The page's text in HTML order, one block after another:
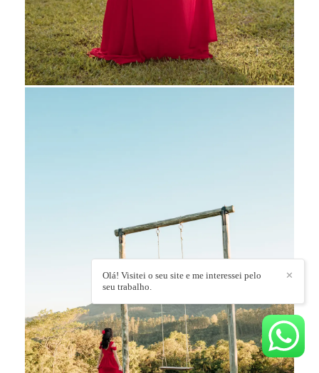
✕
Olá! Visitei o seu site e me interessei pelo
seu trabalho.